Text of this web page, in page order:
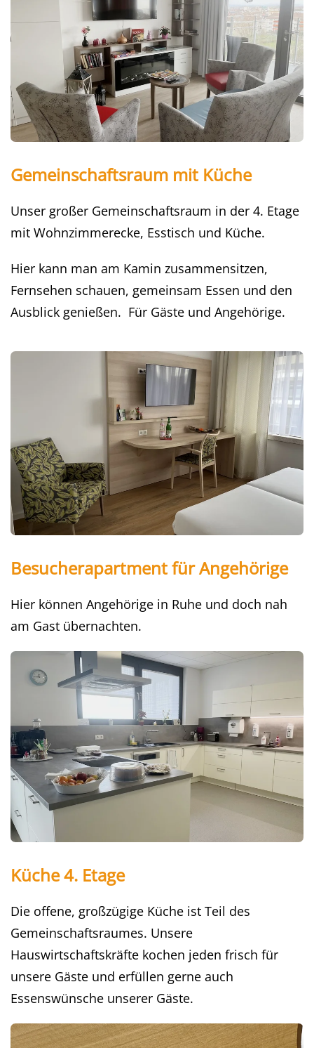
Gemeinschaftsraum mit Küche
Unser großer Gemeinschaftsraum in der 4. Etage
mit Wohnzimmerecke, Esstisch und Küche.
Hier kann man am Kamin zusammensitzen,
Fernsehen schauen, gemeinsam Essen und den
Ausblick genießen. Für Gäste und Angehörige.
Besucherapartment für Angehörige
Hier können Angehörige in Ruhe und doch nah
am Gast übernachten.
Küche 4. Etage
Die offene, großzügige Küche ist Teil des
Gemeinschaftsraumes. Unsere
Hauswirtschaftskräfte kochen jeden frisch für
unsere Gäste und erfüllen gerne auch
Essenswünsche unserer Gäste.